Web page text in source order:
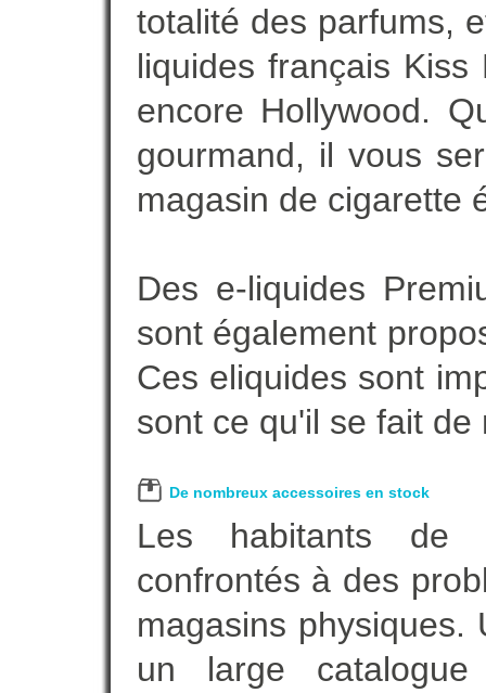
totalité des parfums,
liquides français
encore Hollywood.
gourmand, il vous
magasin de cigarette
Des e-liquides
sont également
Ces eliquides sont
sont ce qu'il se fait
De nombreux accessoires en stock
Les habitants de
confrontés à des
magasins
un large catalogue